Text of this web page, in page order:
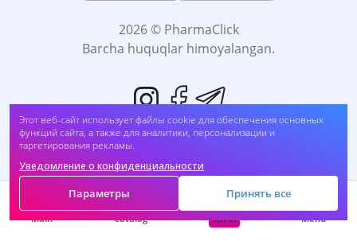
Этот веб-сайт использует файлы cookie для обеспечения основных
функций сайта, а также для аналитики, персонализации и
таргетирования рекламы.
Уведомление о конфиденциальности
Параметры Принять все
2026 © PharmaClick
Barcha huquqlar himoyalangan.
Main Catalog Savat Menu